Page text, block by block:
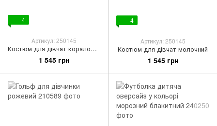
4
Артикул: 250145
Костюм для дівчат кораловий
1 545 грн
4
Артикул: 250145
Костюм для дівчат молочний
1 545 грн